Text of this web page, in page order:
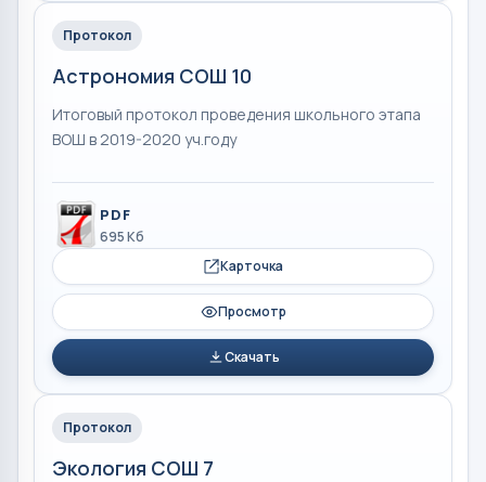
Протокол
Астрономия СОШ 10
Итоговый протокол проведения школьного этапа
ВОШ в 2019-2020 уч.году
PDF
695 Кб
Карточка
Просмотр
Скачать
Протокол
Экология СОШ 7